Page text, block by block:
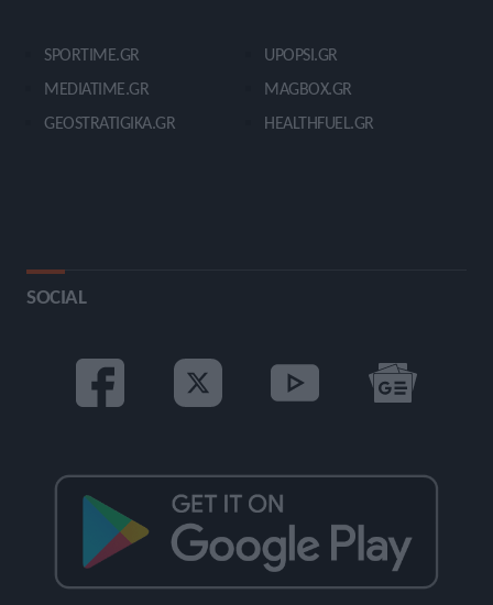
SPORTIME.GR
MEDIATIME.GR
GEOSTRATIGIKA.GR
UPOPSI.GR
MAGBOX.GR
HEALTHFUEL.GR
SOCIAL